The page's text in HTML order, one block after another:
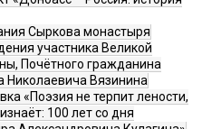
Сыркова монастыря
участника Великой
Почётного гражданина
Николаевича Вязинина
«Поэзия не терпит лености,
100 лет со дня